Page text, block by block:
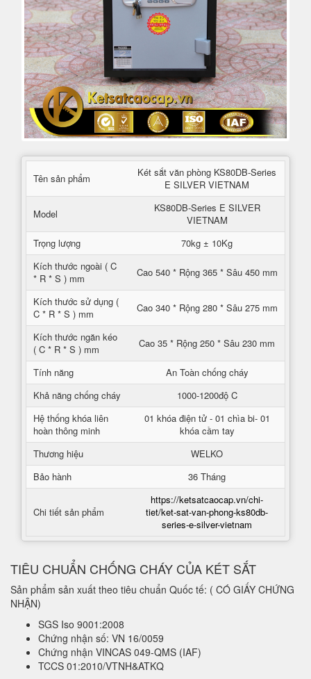
Tên sản phẩm
Két sắt văn phòng KS80DB-Series
E SILVER VIETNAM
Model
KS80DB-Series E SILVER
VIETNAM
Trọng lượng
70kg ± 10Kg
Kích thước ngoài ( C
* R * S ) mm
Cao 540 * Rộng 365 * Sâu 450 mm
Kích thước sử dụng (
C * R * S ) mm
Cao 340 * Rộng 280 * Sâu 275 mm
Kích thước ngăn kéo
( C * R * S ) mm
Cao 35 * Rộng 250 * Sâu 230 mm
Tính năng
An Toàn chống cháy
Khả năng chống cháy
1000-1200độ C
Hệ thống khóa liên
hoàn thông minh
01 khóa điện tử - 01 chìa bi- 01
khóa cầm tay
Thương hiệu
WELKO
Bảo hành
36 Tháng
Chi tiết sản phẩm
https://ketsatcaocap.vn/chi-
tiet/ket-sat-van-phong-ks80db-
series-e-silver-vietnam
TIÊU CHUẨN CHỐNG CHÁY CỦA KÉT SẮT
Sản phẩm sản xuất theo tiêu chuẩn Quốc tế: ( CÓ GIẤY CHỨNG
NHẬN)
SGS Iso 9001:2008
Chứng nhận số: VN 16/0059
Chứng nhận VINCAS 049-QMS (IAF)
TCCS 01:2010/VTNH&ATKQ